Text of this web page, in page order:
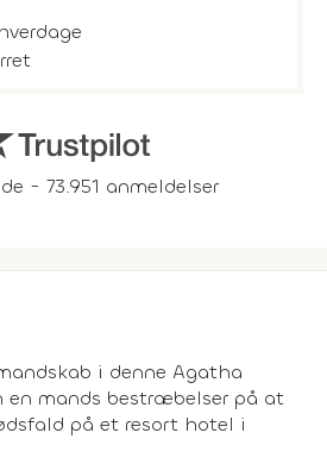
- 73.951 anmeldelser
i denne Agatha
en mands bestræbelser på at
på et resort hotel i